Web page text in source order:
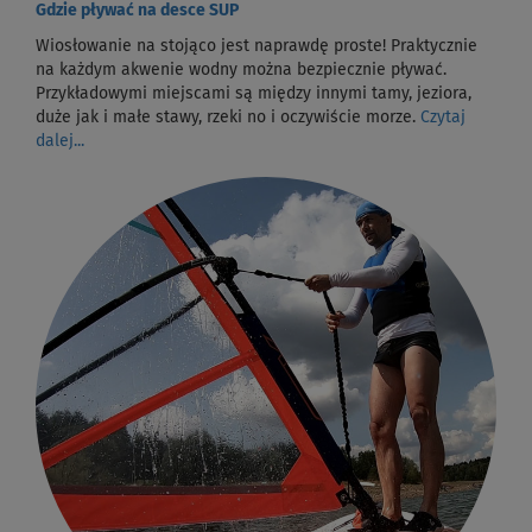
Gdzie pływać na desce SUP
Wiosłowanie na stojąco jest naprawdę proste! Praktycznie
na każdym akwenie wodny można bezpiecznie pływać.
Przykładowymi miejscami są między innymi tamy, jeziora,
duże jak i małe stawy, rzeki no i oczywiście morze. Czytaj
dalej...